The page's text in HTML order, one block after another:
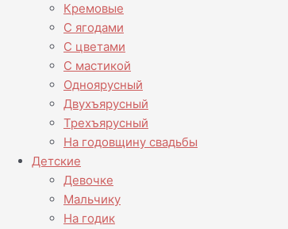
Кремовые
С ягодами
С цветами
С мастикой
Одноярусный
Двухъярусный
Трехъярусный
На годовщину свадьбы
Детские
Девочке
Мальчику
На годик